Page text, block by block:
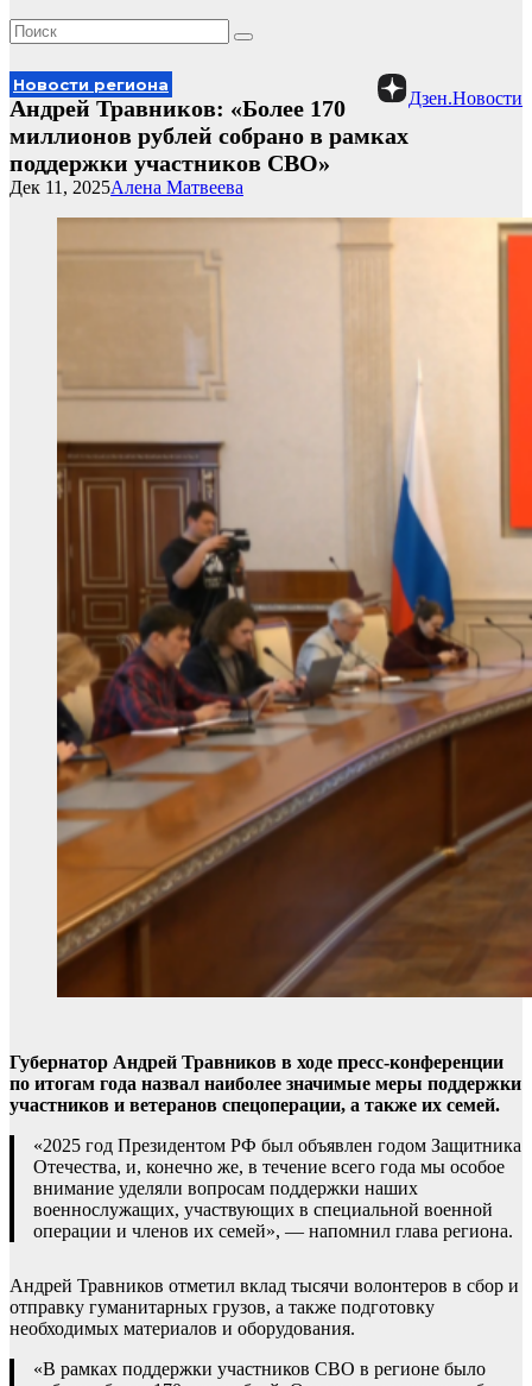
Дзен.Новости
Новости региона
Андрей Травников: «Более 170
миллионов рублей собрано в рамках
поддержки участников СВО»
Алена Матвеева
Дек 11, 2025
Губернатор Андрей Травников в ходе пресс-конференции
по итогам года назвал наиболее значимые меры поддержки
участников и ветеранов спецоперации, а также их семей.
«2025 год Президентом РФ был объявлен годом Защитника
Отечества, и, конечно же, в течение всего года мы особое
внимание уделяли вопросам поддержки наших
военнослужащих, участвующих в специальной военной
операции и членов их семей», — напомнил глава региона.
Андрей Травников отметил вклад тысячи волонтеров в сбор и
отправку гуманитарных грузов, а также подготовку
необходимых материалов и оборудования.
«В рамках поддержки участников СВО в регионе было